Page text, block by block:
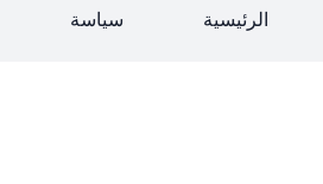
الرئيسية سياسة